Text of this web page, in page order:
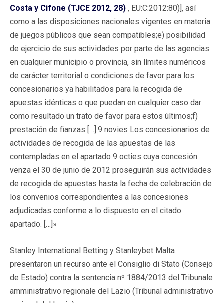
Costa y Cifone (TJCE 2012, 28) , EU:C:2012:80)], así
como a las disposiciones nacionales vigentes en materia
de juegos públicos que sean compatibles;e) posibilidad
de ejercicio de sus actividades por parte de las agencias
en cualquier municipio o provincia, sin límites numéricos
de carácter territorial o condiciones de favor para los
concesionarios ya habilitados para la recogida de
apuestas idénticas o que puedan en cualquier caso dar
como resultado un trato de favor para estos últimos;f)
prestación de fianzas […].9 novies Los concesionarios de
actividades de recogida de las apuestas de las
contempladas en el apartado 9 octies cuya concesión
venza el 30 de junio de 2012 proseguirán sus actividades
de recogida de apuestas hasta la fecha de celebración de
los convenios correspondientes a las concesiones
adjudicadas conforme a lo dispuesto en el citado
apartado. […]»
Stanley International Betting y Stanleybet Malta
presentaron un recurso ante el Consiglio di Stato (Consejo
de Estado) contra la sentencia nº 1884/2013 del Tribunale
amministrativo regionale del Lazio (Tribunal administrativo